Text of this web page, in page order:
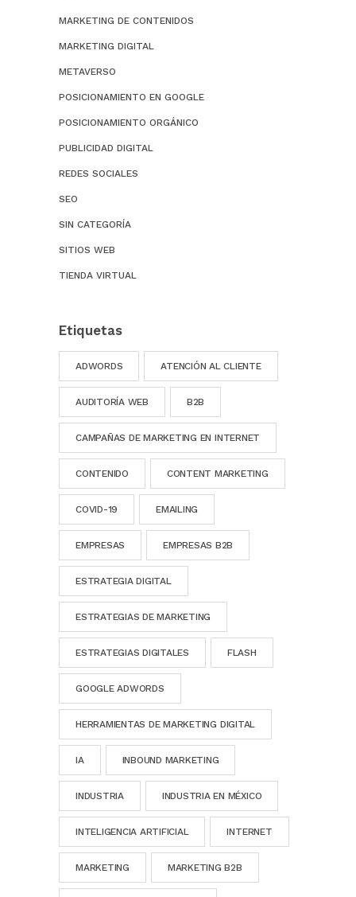
MARKETING DE CONTENIDOS
MARKETING DIGITAL
METAVERSO
POSICIONAMIENTO EN GOOGLE
POSICIONAMIENTO ORGÁNICO
PUBLICIDAD DIGITAL
REDES SOCIALES
SEO
SIN CATEGORÍA
SITIOS WEB
TIENDA VIRTUAL
Etiquetas
ADWORDS ATENCIÓN AL CLIENTE
AUDITORÍA WEB B2B
CAMPAÑAS DE MARKETING EN INTERNET
CONTENIDO CONTENT MARKETING
COVID-19 EMAILING
EMPRESAS EMPRESAS B2B
ESTRATEGIA DIGITAL
ESTRATEGIAS DE MARKETING
ESTRATEGIAS DIGITALES FLASH
GOOGLE ADWORDS
HERRAMIENTAS DE MARKETING DIGITAL
IA INBOUND MARKETING
INDUSTRIA INDUSTRIA EN MÉXICO
INTELIGENCIA ARTIFICIAL INTERNET
MARKETING MARKETING B2B